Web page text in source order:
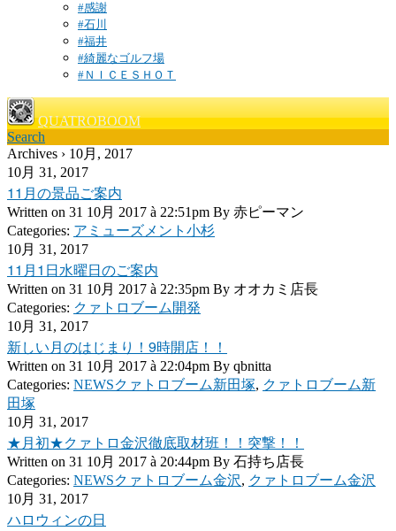
#感謝
#石川
#福井
#綺麗なゴルフ場
#ＮＩＣＥＳＨＯＴ
QUATROBOOM
Search
Archives › 10月, 2017
10月 31, 2017
11月の景品ご案内
Written on 31 10月 2017 à 22:51pm By 赤ピーマン
Categories: アミューズメント小杉
10月 31, 2017
11月1日水曜日のご案内
Written on 31 10月 2017 à 22:35pm By オオカミ店長
Categories: クァトロブーム開発
10月 31, 2017
新しい月のはじまり！9時開店！！
Written on 31 10月 2017 à 22:04pm By qbnitta
Categories: NEWSクァトロブーム新田塚, クァトロブーム新
田塚
10月 31, 2017
★月初★クァトロ金沢徹底取材班！！突撃！！
Written on 31 10月 2017 à 20:44pm By 石持ち店長
Categories: NEWSクァトロブーム金沢, クァトロブーム金沢
10月 31, 2017
ハロウィンの日